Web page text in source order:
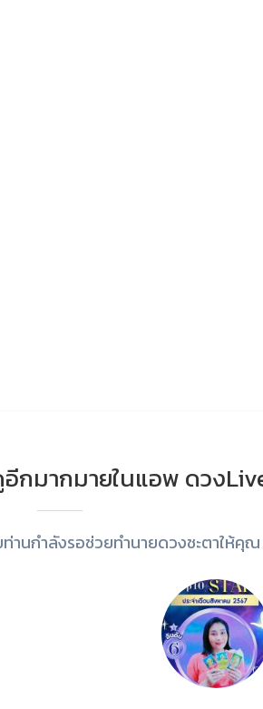
กมากมายในแอพ ดวง
านกำลังรอช่วยทำนายดวงชะตาให้คุณ